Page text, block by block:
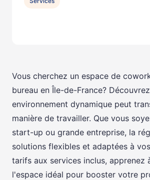
Vous cherchez un espace de
bureau en Île-de-France?
environnement dynamique peut
manière de travailler. Que vous
start-up ou grande entreprise, la
solutions flexibles et adaptées à
tarifs aux services inclus, apprenez
l'espace idéal pour booster votre